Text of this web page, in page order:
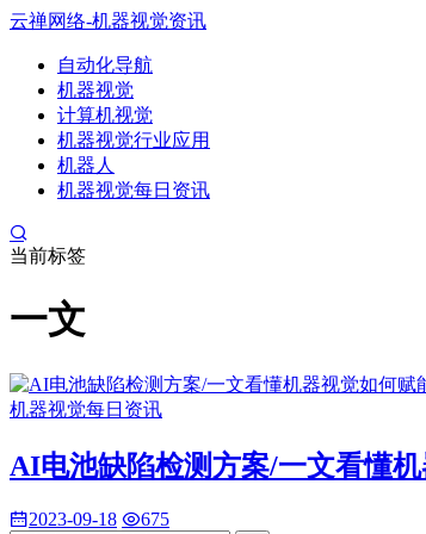
云禅网络-机器视觉资讯
自动化导航
机器视觉
计算机视觉
机器视觉行业应用
机器人
机器视觉每日资讯
当前标签
一文
机器视觉每日资讯
AI电池缺陷检测方案/一文看懂
2023-09-18 675